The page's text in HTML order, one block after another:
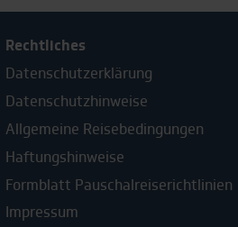
Rechtliches
Datenschutzerklärung
Datenschutzhinweise
Allgemeine Reisebedingungen
Haftungshinweise
Formblatt Pauschalreiserichtlinien
Impressum